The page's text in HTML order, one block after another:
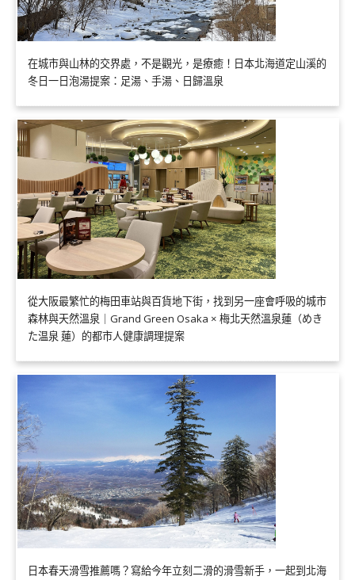
在城市與山林的交界處，不是觀光，是療癒！日本北海道定山溪的
冬日一日泡湯提案：足湯、手湯、日歸溫泉
從大阪最繁忙的梅田車站與百貨地下街，找到另一座會呼吸的城市
森林與天然溫泉｜Grand Green Osaka × 梅北天然溫泉蓮（めき
た温泉 蓮）的都市人健康調理提案
日本春天滑雪推薦嗎？寫給今年立刻二滑的滑雪新手，一起到北海